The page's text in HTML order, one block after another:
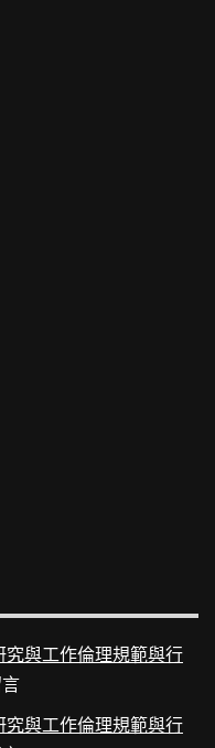
究與工作倫理規範與行
究與工作倫理規範與行